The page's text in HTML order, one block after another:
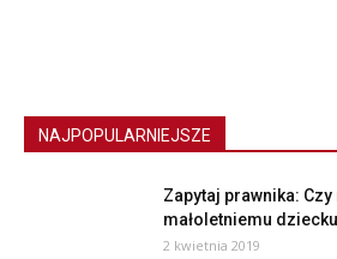
NAJPOPULARNIEJSZE
Zapytaj prawnika:
małoletniemu
2 kwietnia 2019